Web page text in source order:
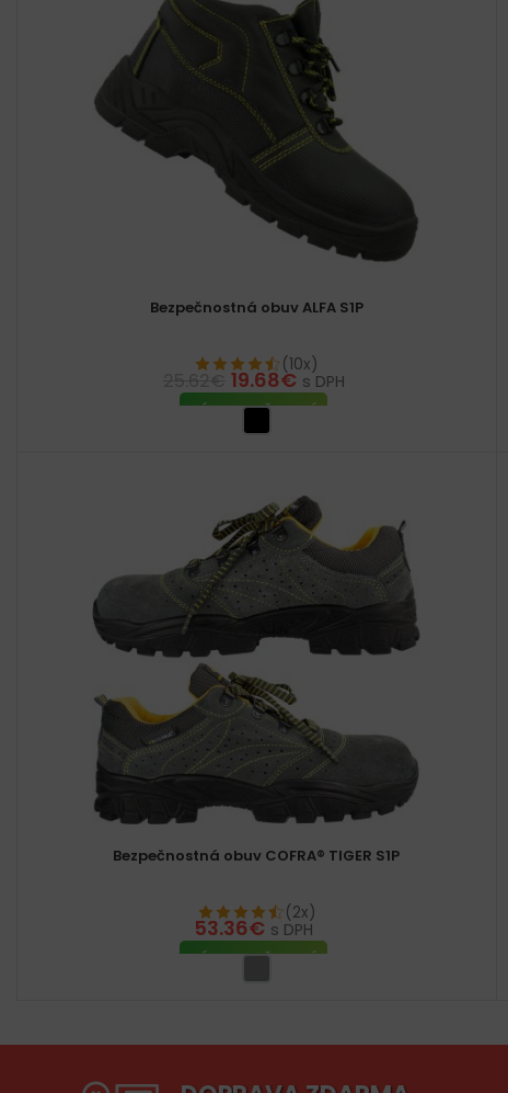
Bezpečnostná obuv ALFA S1P
(10x)
19.68€ s DPH
VÝBER MOŽNOSTÍ
Bezpečnostná obuv COFRA® TIGER S1P
(2x)
53.36€ s DPH
VÝBER MOŽNOSTÍ